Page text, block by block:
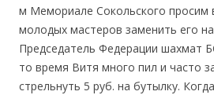
м Мемориале Сокольского просим
молодых мастеров заменить его
Председатель Федерации шахмат
то время Витя много пил и часто
стрельнуть 5 руб. на бутылку.